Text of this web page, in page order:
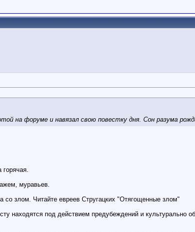
на форуме и навязал свою повестку дня. Сон разума
муравьев.
со злом. Читайте евреев Стругацких "Отягощенные злом"
находятся под действием предубеждений и культурально